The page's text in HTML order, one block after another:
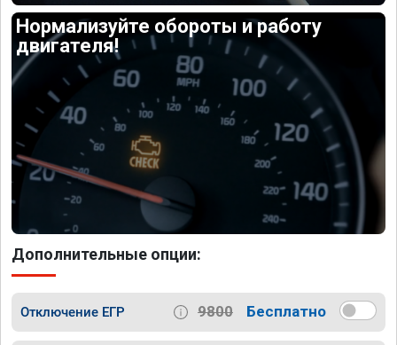
Нормализуйте обороты и работу
двигателя!
Дополнительные опции:
Отключение ЕГР 9800 Бесплатно